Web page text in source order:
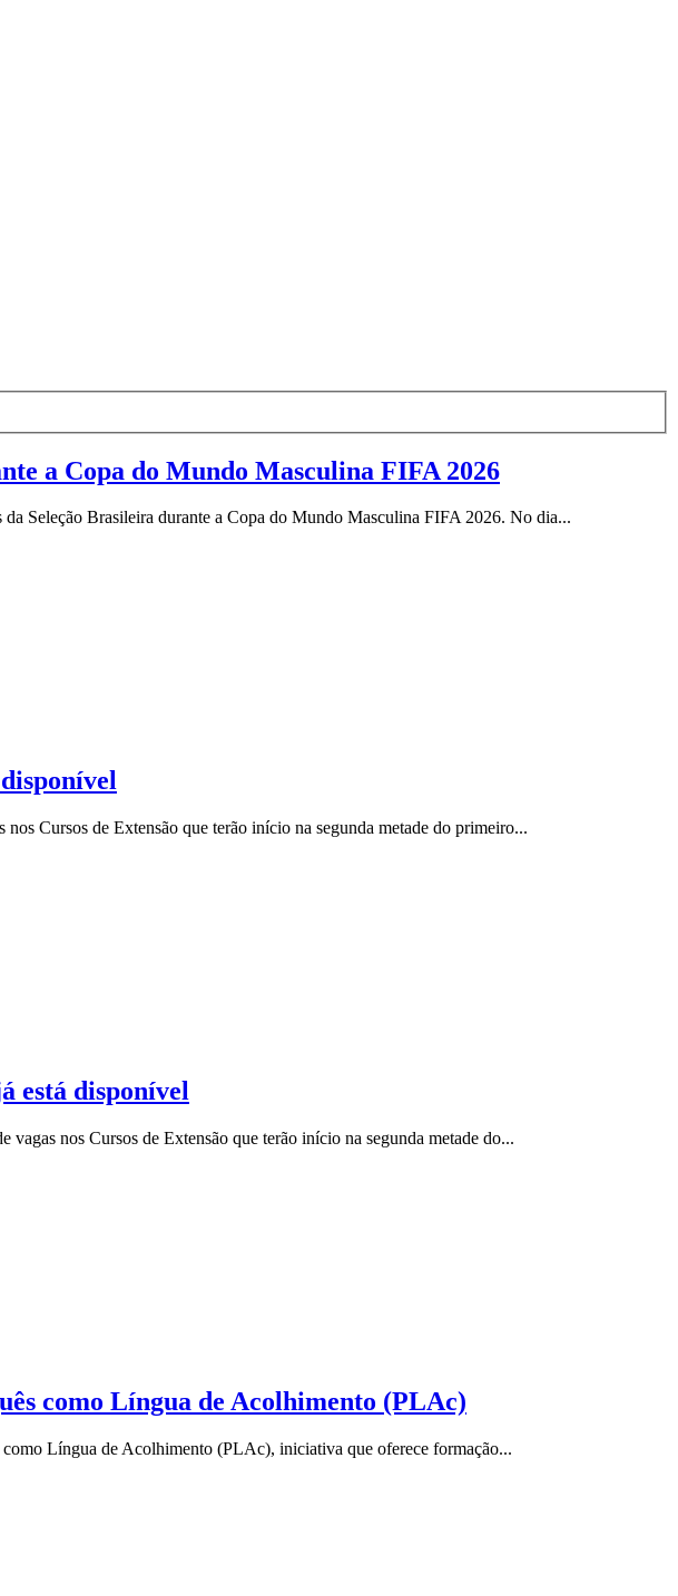
a Copa do Mundo Masculina FIFA 2026
Seleção Brasileira durante a Copa do Mundo Masculina FIFA 2026. No dia...
Cursos de Extensão que terão início na segunda metade do primeiro...
está disponível
nos Cursos de Extensão que terão início na segunda metade do...
como Língua de Acolhimento (PLAc)
Língua de Acolhimento (PLAc), iniciativa que oferece formação...